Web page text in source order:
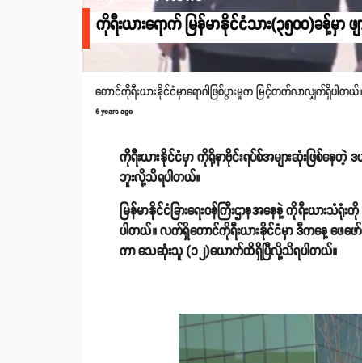
ကိုရီးယားရောက် မြန်မာနိုင်ငံသား(၃၅၀၀)ခန့်မှာ ဖ
တောင်ကိုရီးယားနိုင်ငံမှာရောဂါဖြစ်ပွားမှုက မြင့်တက်လာလျှက်ရှိပါတယ်။
6 years ago
ကိုရီးယားနိုင်ငံမှာ ကိုရိုနာဗိုင်းရပ်စ်အများဆုံးဖြစ်နေတဲ့
ဘူးလို့သိရပါတယ်။
မြန်မာနိုင်ငံခြားရေးဝန်ကြီးဌာနအနေနဲ့ ကိုရီးယားသံ
ပါတယ်။ လက်ရှိတောင်ကိုရီးယားနိုင်ငံမှာ ဒီကနေ့ ဖေဖေ
ကာ သေဆုံးသူ (၁၂)ယောက်ထိရှိပြီလို့သိရပါတယ်။